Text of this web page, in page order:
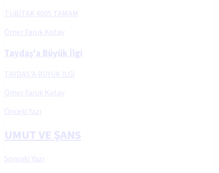
TÜBİTAK 4005 TAMAM
Ömer Faruk Kotay
Taydaş'a Büyük İlgi
TAYDAŞ'A BÜYÜK İLGİ
Ömer Faruk Kotay
Önceki Yazı
UMUT VE ŞANS
Sonraki Yazı